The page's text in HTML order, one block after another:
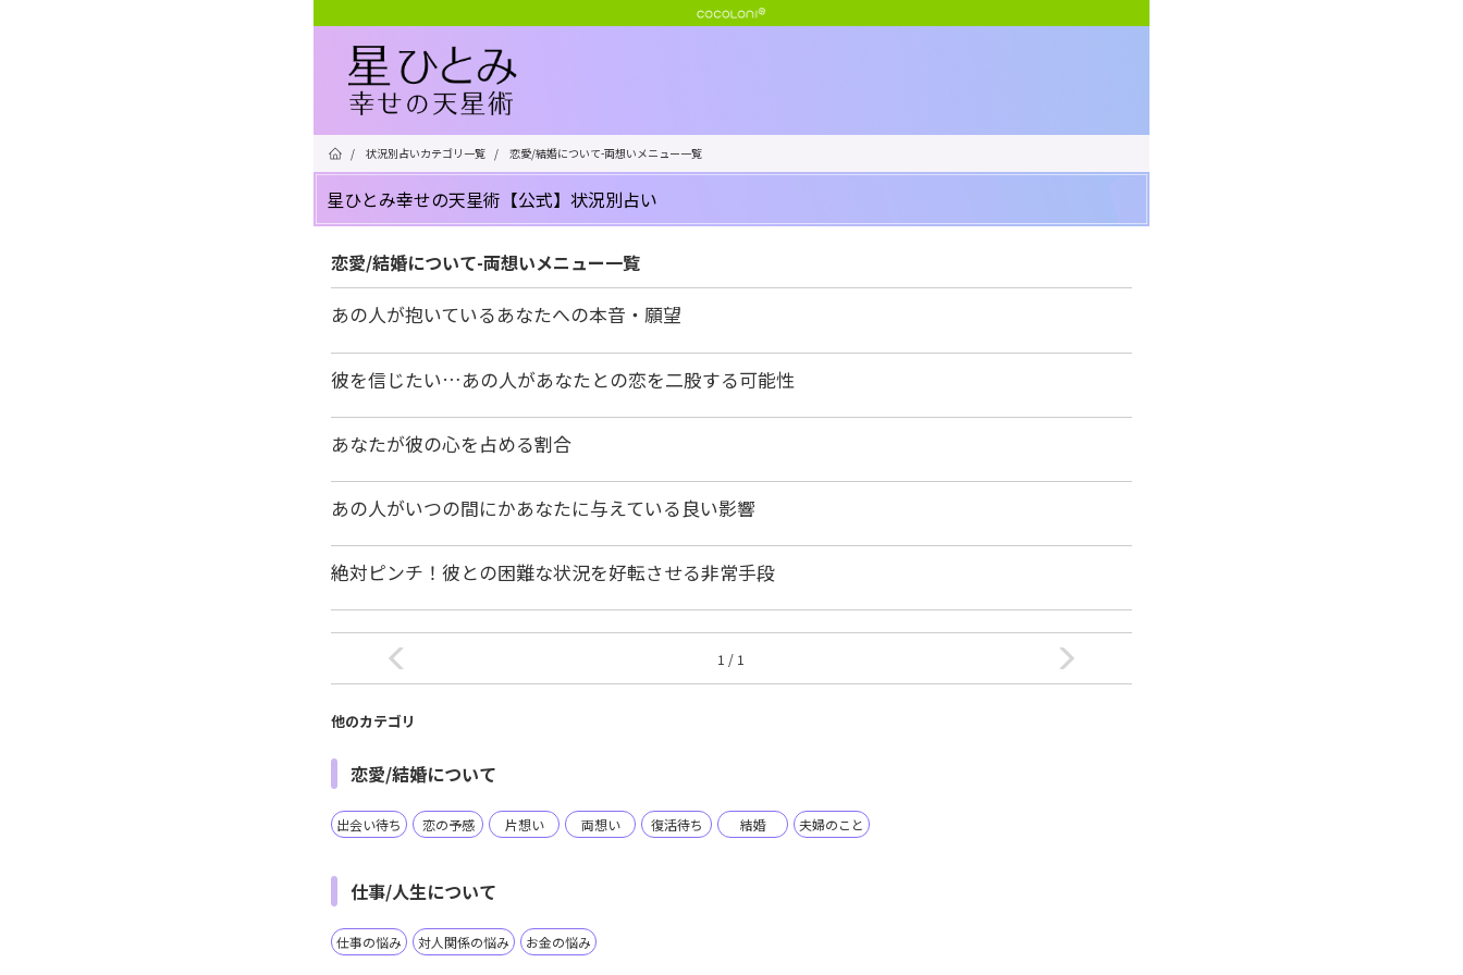
/ 状況別占いカテゴリ一覧 / 恋愛/結婚について-両想いメニュー一覧
星ひとみ幸せの天星術【公式】状況別占い
恋愛/結婚について-両想いメニュー一覧
あの人が抱いているあなたへの本音・願望
彼を信じたい…あの人があなたとの恋を二股する可能性
あなたが彼の心を占める割合
あの人がいつの間にかあなたに与えている良い影響
絶対ピンチ！彼との困難な状況を好転させる非常手段
1 / 1
他のカテゴリ
恋愛/結婚について
出会い待ち 恋の予感 片想い 両想い 復活待ち 結婚 夫婦のこと
仕事/人生について
仕事の悩み 対人関係の悩み お金の悩み